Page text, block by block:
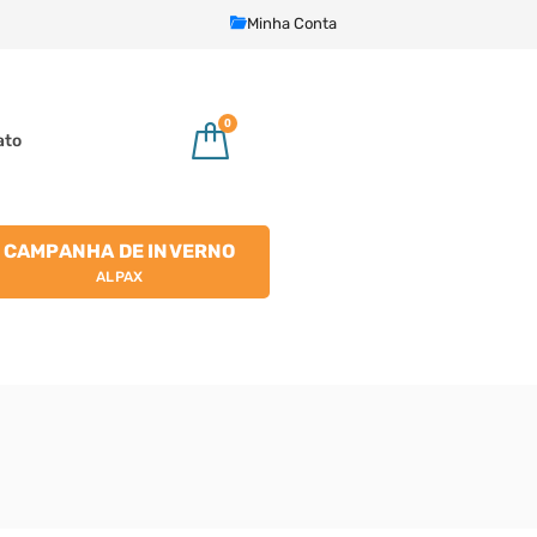
Minha Conta
0
CAMPANHA DE INVERNO
ALPAX